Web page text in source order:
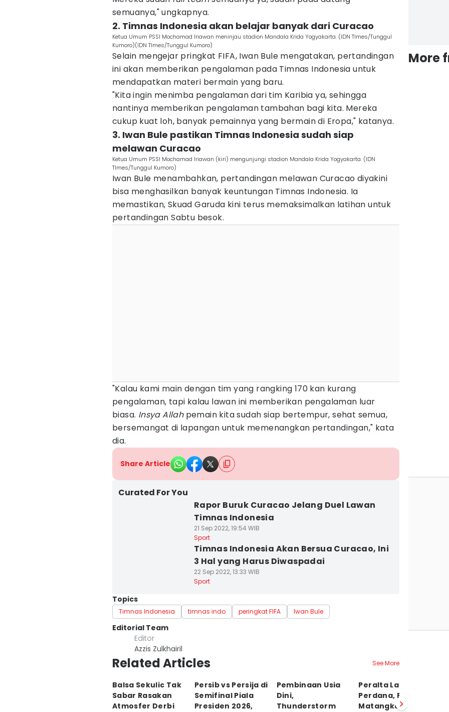
semuanya," ungkapnya.
2. Timnas Indonesia akan belajar banyak dari Curacao
Ketua Umum PSSI Mochamad Iriawan meninjau stadion Mandala Krida Yogyakarta. (IDN TImes/Tunggul
Kumoro)(IDN TImes/Tunggul Kumoro)
Selain mengejar pringkat FIFA, Iwan Bule mengatakan, pertandingan
ini akan memberikan pengalaman pada Timnas Indonesia untuk
mendapatkan materi bermain yang baru.
"Kita ingin menimba pengalaman dari tim Karibia ya, sehingga
nantinya memberikan pengalaman tambahan bagi kita. Mereka
cukup kuat loh, banyak pemainnya yang bermain di Eropa," katanya.
3. Iwan Bule pastikan Timnas Indonesia sudah siap
melawan Curacao
Ketua Umum PSSI Mochamad Iriawan (kiri) mengunjungi stadion Mandala Krida Yogyakarta. (IDN
TImes/Tunggul Kumoro)
Iwan Bule menambahkan, pertandingan melawan Curacao diyakini
bisa menghasilkan banyak keuntungan Timnas Indonesia. Ia
memastikan, Skuad Garuda kini terus memaksimalkan latihan untuk
pertandingan Sabtu besok.
"Kalau kami main dengan tim yang rangking 170 kan kurang
pengalaman, tapi kalau lawan ini memberikan pengalaman luar
biasa. Insya Allahpemain kita sudah siap bertempur, sehat semua,
bersemangat di lapangan untuk memenangkan pertandingan," kata
dia.
Share Article
Curated For You
Rapor Buruk Curacao Jelang Duel Lawan
Timnas Indonesia
21 Sep 2022, 19:54 WIB
Sport
Timnas Indonesia Akan Bersua Curacao, Ini
3 Hal yang Harus Diwaspadai
22 Sep 2022, 13:33 WIB
Sport
Topics
Timnas Indonesia timnas indo peringkat FIFA Iwan Bule
Editorial Team
Editor
Azzis Zulkhairil
Related Articles See More
Balsa Sekulic Tak
Sabar Rasakan
Atmosfer Derbi
Persib vs Persija di
Semifinal Piala
Presiden 2026,
Pembinaan Usia
Dini,
Thunderstorm
Peralta Latihan
Perdana, Persib
Matangkan
More